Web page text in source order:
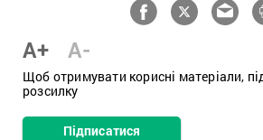
A+ A-
Щоб отримувати корисні матеріали,
розсилку
Підписатися